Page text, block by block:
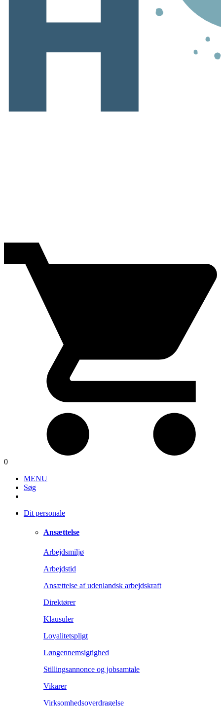
0
MENU
Søg
Dit personale
Ansættelse
Arbejdsmiljø
Arbejdstid
Ansættelse af udenlandsk arbejdskraft
Direktører
Klausuler
Loyalitetspligt
Løngennemsigtighed
Stillingsannonce og jobsamtale
Vikarer
Virksomhedsoverdragelse